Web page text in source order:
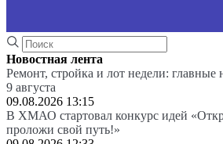
Новостная лента
Ремонт, стройка и лот недели: главные
9 августа
09.08.2026 13:15
В ХМАО стартовал конкурс идей
проложи свой путь!»